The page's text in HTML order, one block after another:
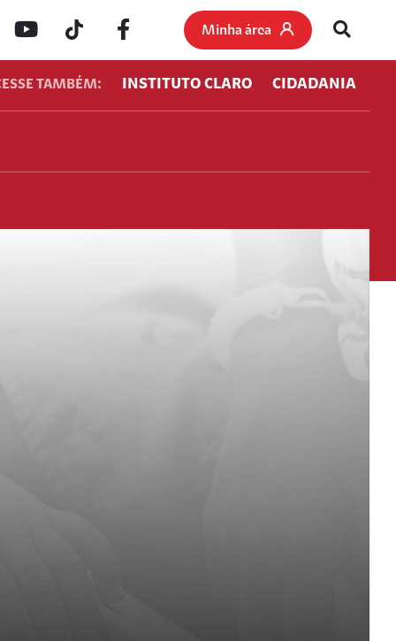
Minha área
TAMBÉM: INSTITUTO CLARO CIDADANIA